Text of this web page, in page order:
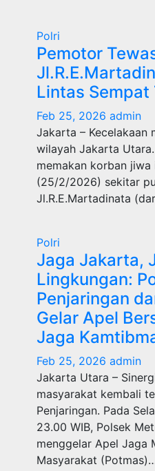
Polri
Pemotor
Lintas Sempat
Feb 25, 2026 admin
Jakarta – Kecelakaan
wilayah Jakarta
memakan korban
(25/2/2026) sekitar
Jl.R.E.Martadinata
Polri
Jaga Jakarta,
Lingkungan:
Penjaringan
Gelar Apel
Jaga
Feb 25, 2026 admin
Jakarta Utara –
masyarakat kembali
Penjaringan. Pada
23.00 WIB, Polsek
menggelar Apel Jaga
Masyarakat